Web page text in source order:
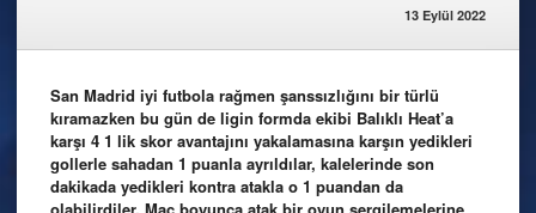
13 Eylül 2022
San Madrid iyi futbola rağmen şanssızlığını bir türlü
kıramazken bu gün de ligin formda ekibi Balıklı Heat’a
karşı 4 1 lik skor avantajını yakalamasına karşın yedikleri
gollerle sahadan 1 puanla ayrıldılar, kalelerinde son
dakikada yedikleri kontra atakla o 1 puandan da
olabilirdiler. Maç boyunca atak bir oyun sergilemelerine